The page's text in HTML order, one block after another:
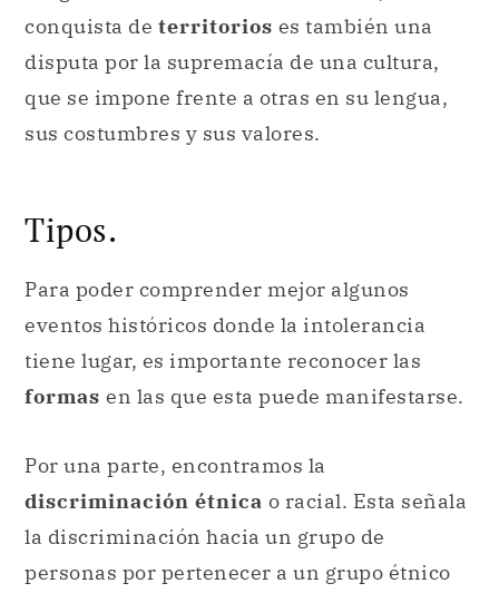
conquista de territorios es también una
disputa por la supremacía de una cultura,
que se impone frente a otras en su lengua,
sus costumbres y sus valores.
Tipos.
Para poder comprender mejor algunos
eventos históricos donde la intolerancia
tiene lugar, es importante reconocer las
formas en las que esta puede manifestarse.
Por una parte, encontramos la
discriminación étnica o racial. Esta señala
la discriminación hacia un grupo de
personas por pertenecer a un grupo étnico